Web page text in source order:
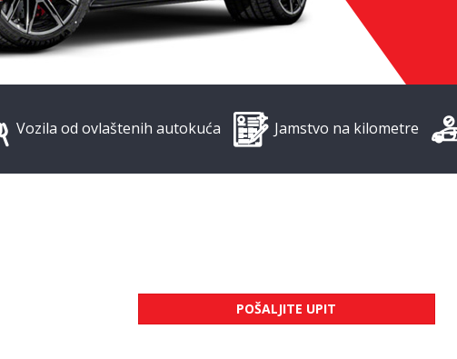
Vozila od ovlaštenih autokuća Jamstvo na kilometre
POŠALJITE UPIT